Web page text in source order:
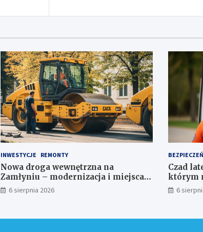
INWESTYCJE REMONTY
Nowa droga wewnętrzna na
Zamłyniu – modernizacja i miejsca
postojowe za 1,1 mln zł
6 sierpnia 2026
Czad
którym
6